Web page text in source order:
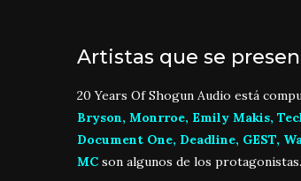
Artistas que se
20 Years Of Shogun Audio está
Bryson, Monrroe, Emily Makis,
Document One, Deadline, GEST,
MC son algunos de los protagonistas.